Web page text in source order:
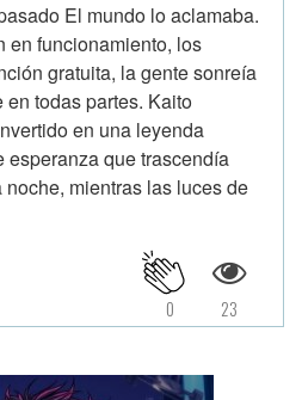
El mundo lo aclamaba.
en funcionamiento, los
gratuita, la gente sonreía
todas partes. Kaito
en una leyenda
esperanza que trascendía
mientras las luces de
23
0